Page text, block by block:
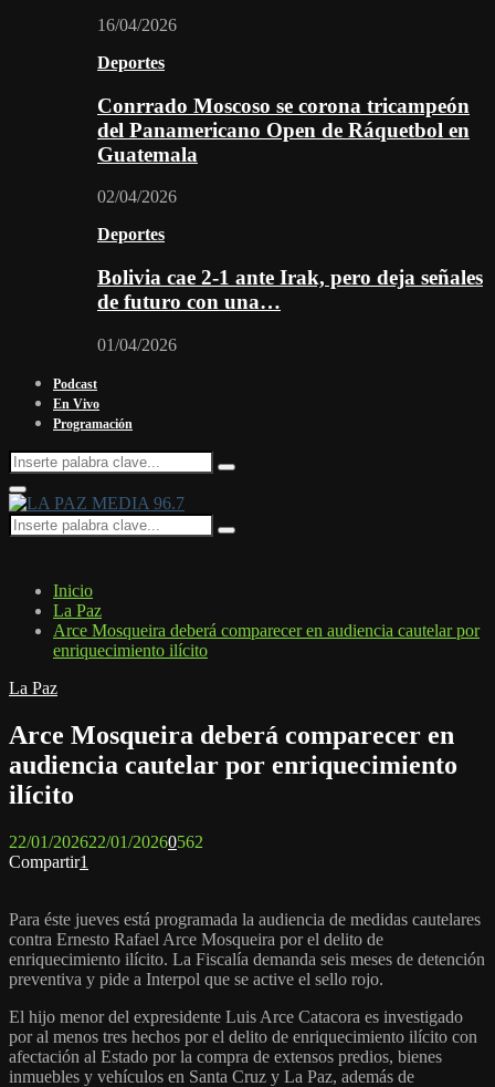
16/04/2026
Deportes
Conrrado Moscoso se corona tricampeón
del Panamericano Open de Ráquetbol en
Guatemala
02/04/2026
Deportes
Bolivia cae 2-1 ante Irak, pero deja señales
de futuro con una…
01/04/2026
Podcast
En Vivo
Programación
Search
for:
Search
Facebook
Twitter
Instagram
Youtube
Email
Twitch
Whatsapp
Primary
Menu
Search
for:
Search
Inicio
La Paz
Arce Mosqueira deberá comparecer en audiencia cautelar por
enriquecimiento ilícito
La Paz
Arce Mosqueira deberá comparecer en
audiencia cautelar por enriquecimiento
ilícito
22/01/202622/01/20260562
Compartir1
Para éste jueves está programada la audiencia de medidas cautelares
contra Ernesto Rafael Arce Mosqueira por el delito de
enriquecimiento ilícito. La Fiscalía demanda seis meses de detención
preventiva y pide a Interpol que se active el sello rojo.
El hijo menor del expresidente Luis Arce Catacora es investigado
por al menos tres hechos por el delito de enriquecimiento ilícito con
afectación al Estado por la compra de extensos predios, bienes
inmuebles y vehículos en Santa Cruz y La Paz, además de